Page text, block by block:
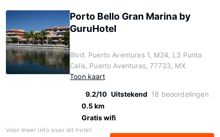
Porto Bello Gran Marina by
GuruHotel
Blvd. Puerto Aventuras 1, M24, L3 Punta
Celis, Puerto Aventuras, 77733, MX
Toon kaart
9.2/10 Uitstekend 18 beoordelingen
0.5 km
Gratis wifi
Voor meer info over dit hotel: